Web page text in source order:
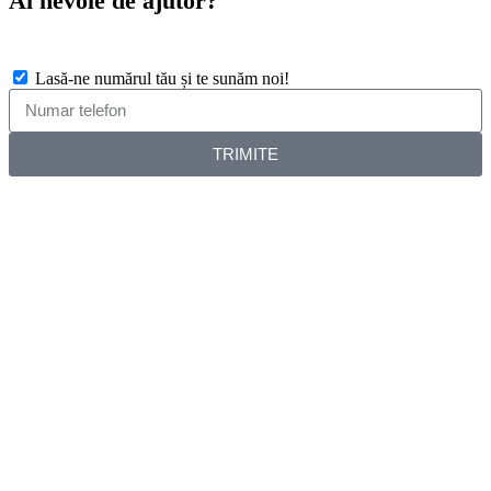
Lasă-ne numărul tău și te sunăm noi!
TRIMITE